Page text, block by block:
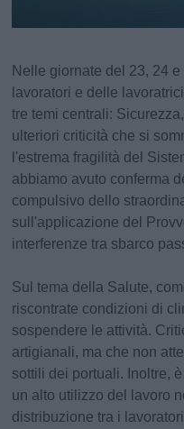
Nelle giornate del 23, 24
lavoratori e delle
tre temi centrali:
ulteriori criticità che si
l'estrema fragilità del
abbiamo avuto conferma
compulsivo dello
sull'applicazione del
interferenze tra sbarco
Sul tema della Salute,
riscontrate condizioni di
sospendere le attività.
artigianali, ma che non
sottili dei portuali. Inoltre,
un alto utilizzo del lavoro
distribuzione tra i